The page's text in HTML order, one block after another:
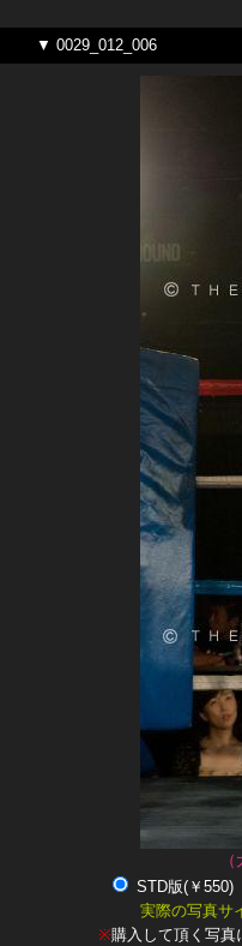
▼ 0029_012_006
STD版(￥
実際の写真サ
※購入して頂く写真